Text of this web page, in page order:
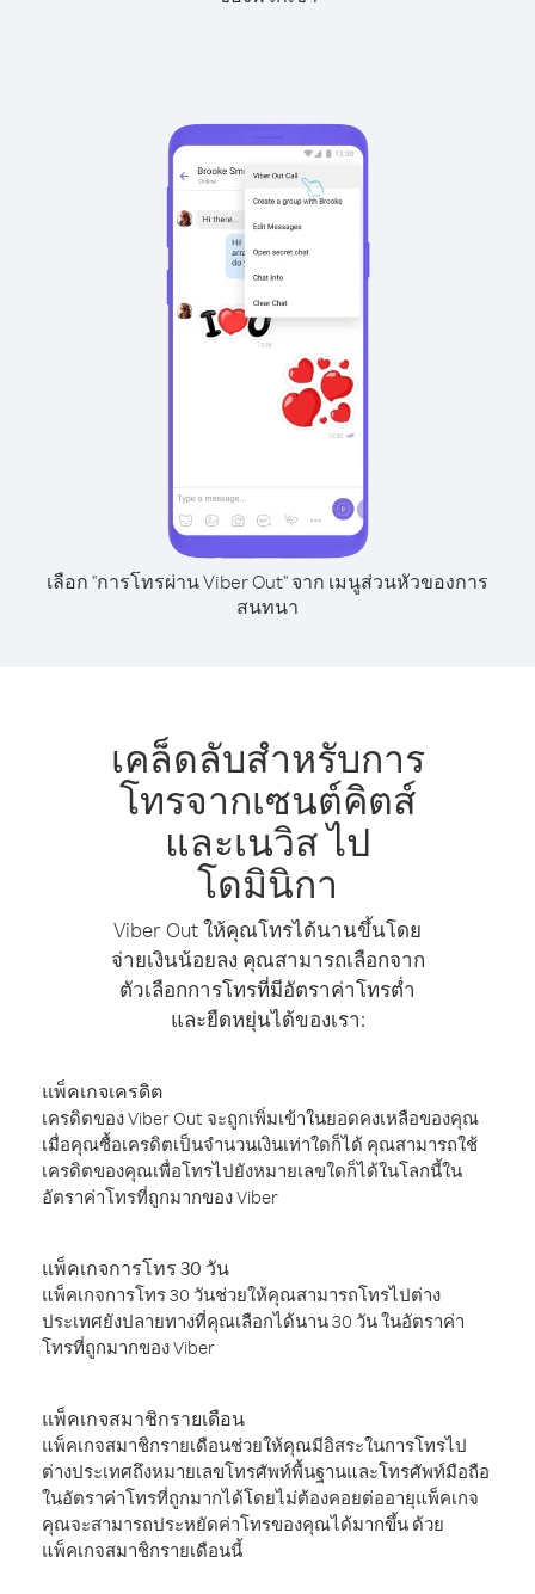
เลือก "การโทรผ่าน Viber Out" จาก เมนูส่วนหัวของการ
สนทนา
เคล็ดลับสำหรับการ
โทรจากเซนต์คิตส์
และเนวิส ไป
โดมินิกา
Viber Out ให้คุณโทรได้นานขึ้นโดย
จ่ายเงินน้อยลง คุณสามารถเลือกจาก
ตัวเลือกการโทรที่มีอัตราค่าโทรต่ำ
และยืดหยุ่นได้ของเรา:
แพ็คเกจเครดิต
เครดิตของ Viber Out จะถูกเพิ่มเข้าในยอดคงเหลือของคุณ
เมื่อคุณซื้อเครดิตเป็นจำนวนเงินเท่าใดก็ได้ คุณสามารถใช้
เครดิตของคุณเพื่อโทรไปยังหมายเลขใดก็ได้ในโลกนี้ใน
อัตราค่าโทรที่ถูกมากของ Viber
แพ็คเกจการโทร 30 วัน
แพ็คเกจการโทร 30 วันช่วยให้คุณสามารถโทรไปต่าง
ประเทศยังปลายทางที่คุณเลือกได้นาน 30 วัน ในอัตราค่า
โทรที่ถูกมากของ Viber
แพ็คเกจสมาชิกรายเดือน
แพ็คเกจสมาชิกรายเดือนช่วยให้คุณมีอิสระในการโทรไป
ต่างประเทศถึงหมายเลขโทรศัพท์พื้นฐานและโทรศัพท์มือถือ
ในอัตราค่าโทรที่ถูกมากได้โดยไม่ต้องคอยต่ออายุแพ็คเกจ
คุณจะสามารถประหยัดค่าโทรของคุณได้มากขึ้น ด้วย
แพ็คเกจสมาชิกรายเดือนนี้